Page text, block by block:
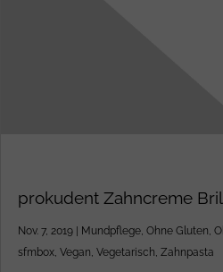
prokudent Zahncreme
Nov. 7, 2019 | Mundpflege Ohne Gluten
sfmbox Vegan Vegetarisch Zahnpasta